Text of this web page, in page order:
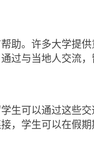
助。许多大学提
过与当地人交流
生可以通过这些交
，学生可以在假